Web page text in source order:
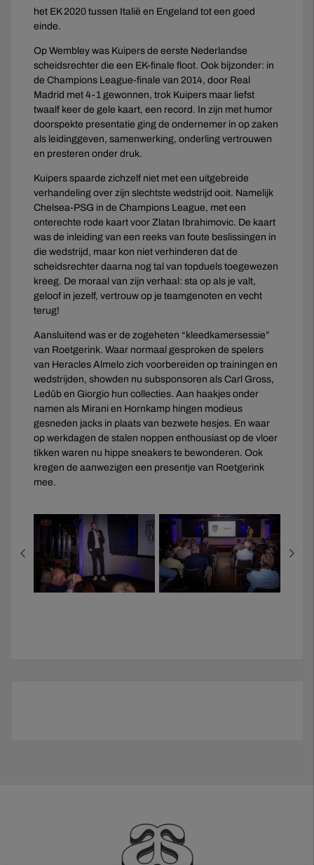
het EK 2020 tussen Italië en Engeland tot een goed
einde.
Op Wembley was Kuipers de eerste Nederlandse
scheidsrechter die een EK-finale floot. Ook bijzonder: in
de Champions League-finale van 2014, door Real
Madrid met 4-1 gewonnen, trok Kuipers maar liefst
twaalf keer de gele kaart, een record. In zijn met humor
doorspekte presentatie ging de ondernemer in op zaken
als leidinggeven, samenwerking, onderling vertrouwen
en presteren onder druk.
Kuipers spaarde zichzelf niet met een uitgebreide
verhandeling over zijn slechtste wedstrijd ooit. Namelijk
Chelsea-PSG in de Champions League, met een
onterechte rode kaart voor Zlatan Ibrahimovic. De kaart
was de inleiding van een reeks van foute beslissingen in
die wedstrijd, maar kon niet verhinderen dat de
scheidsrechter daarna nog tal van topduels toegewezen
kreeg. De moraal van zijn verhaal: sta op als je valt,
geloof in jezelf, vertrouw op je teamgenoten en vecht
terug!
Aansluitend was er de zogeheten “kleedkamersessie”
van Roetgerink. Waar normaal gesproken de spelers
van Heracles Almelo zich voorbereiden op trainingen en
wedstrijden, showden nu subsponsoren als Carl Gross,
Ledûb en Giorgio hun collecties. Aan haakjes onder
namen als Mirani en Hornkamp hingen modieus
gesneden jacks in plaats van bezwete hesjes. En waar
op werkdagen de stalen noppen enthousiast op de vloer
tikken waren nu hippe sneakers te bewonderen. Ook
kregen de aanwezigen een presentje van Roetgerink
mee.